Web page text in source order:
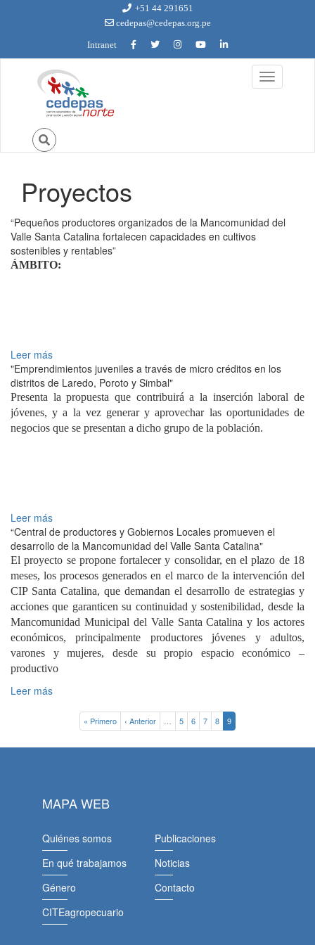
+51 44 291651
cedepas@cedepas.org.pe
Intranet
Toggle
navigation
Usted está aquí
Proyectos
“Pequeños productores organizados de la Mancomunidad del
Valle Santa Catalina fortalecen capacidades en cultivos
sostenibles y rentables”
ÁMBITO:
Leer más
"Emprendimientos juveniles a través de micro créditos en los
distritos de Laredo, Poroto y Simbal"
Presenta la propuesta que contribuirá a la inserción laboral de
jóvenes, y a la vez generar y aprovechar las oportunidades de
negocios que se presentan a dicho grupo de la población.
Leer más
“Central de productores y Gobiernos Locales promueven el
desarrollo de la Mancomunidad del Valle Santa Catalina"
El proyecto se propone fortalecer y consolidar, en el plazo de 18
meses, los procesos generados en el marco de la intervención del
CIP Santa Catalina, que demandan el desarrollo de estrategias y
acciones que garanticen su continuidad y sostenibilidad, desde la
Mancomunidad Municipal del Valle Santa Catalina y los actores
económicos, principalmente productores jóvenes y adultos,
varones y mujeres, desde su propio espacio económico –
productivo
Leer más
« Primero ‹ Anterior 5 6 7 8 9
MAPA WEB
Quiénes somos
En qué trabajamos
Género
CITEagropecuario
Publicaciones
Noticias
Contacto